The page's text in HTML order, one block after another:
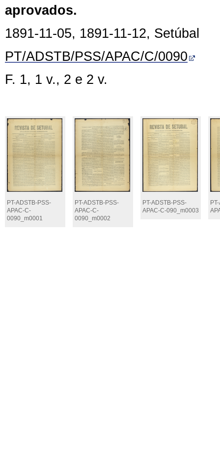
aprovados.
1891-11-05, 1891-11-12, Setúbal
PT/ADSTB/PSS/APAC/C/0090
F. 1, 1 v., 2 e 2 v.
PT-ADSTB-PSS-
APAC-C-
0090_m0001
PT-ADSTB-PSS-
APAC-C-
0090_m0002
PT-ADSTB-PSS-
APAC-C-090_m0003